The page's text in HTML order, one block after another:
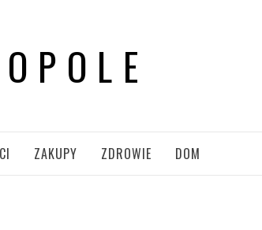
ZAKUPY ZDROWIE DOM